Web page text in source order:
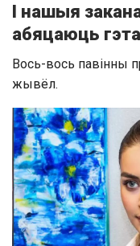
І нашыя
абяцаюць
Вось-вось павінны
жывёл.